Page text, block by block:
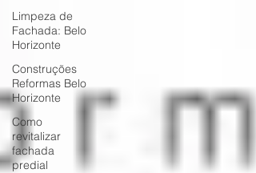
Limpeza de
Fachada: Belo
Horizonte
Construções
Reformas Belo
Horizonte
Como
revitalizar
fachada
predial